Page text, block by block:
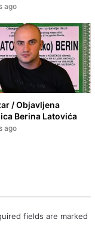
ago
/ Objavljena
Berina Latovića
ago
fields are marked